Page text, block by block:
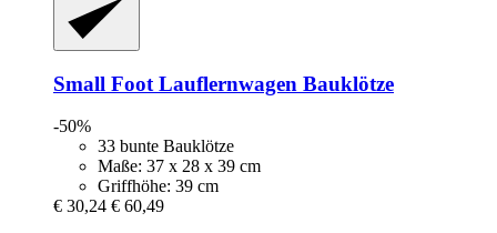
Small Foot Lauflernwagen Bauklötze
-50%
33 bunte Bauklötze
Maße: 37 x 28 x 39 cm
Griffhöhe: 39 cm
€ 30,24 € 60,49